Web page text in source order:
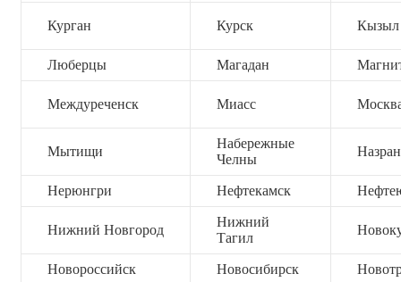
Курган Курск Кызыл
Люберцы Магадан
Междуреченск Миасс
Мытищи
Набережные
Челны
Нерюнгри Нефтекамск
Нижний Новгород
Нижний
Тагил
Новороссийск Новосибирск